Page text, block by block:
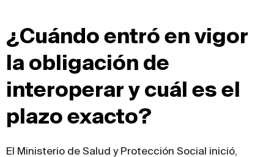
¿Cuándo entró en vigor
la obligación de
interoperar y cuál es el
plazo exacto?
El Ministerio de Salud y Protección Social inició,